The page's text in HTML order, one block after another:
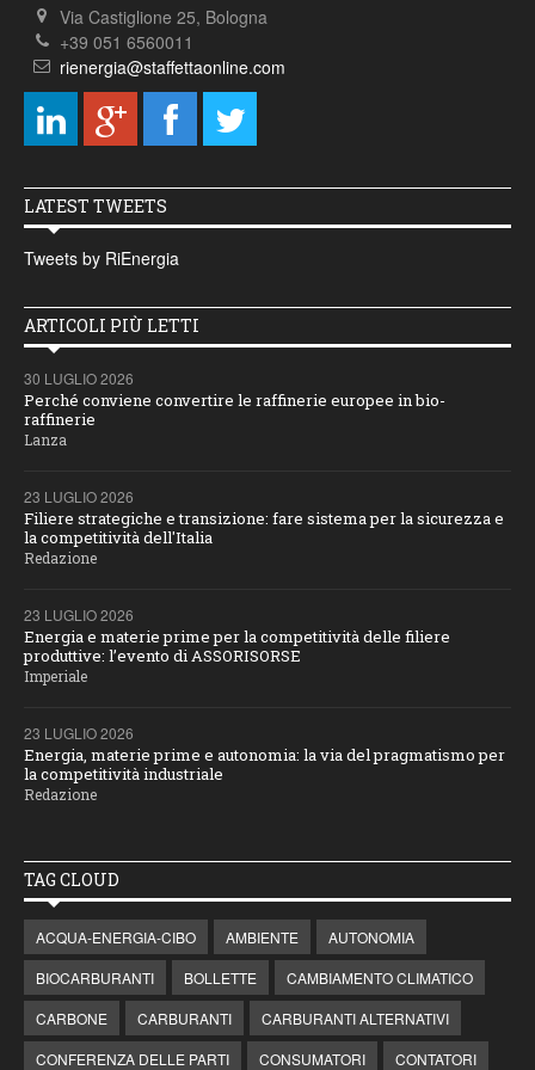
Via Castiglione 25, Bologna
+39 051 6560011
rienergia@staffettaonline.com
LATEST TWEETS
Tweets by RiEnergia
ARTICOLI PIÙ LETTI
30 LUGLIO 2026
Perché conviene convertire le raffinerie europee in bio-
raffinerie
Lanza
23 LUGLIO 2026
Filiere strategiche e transizione: fare sistema per la sicurezza e
la competitività dell'Italia
Redazione
23 LUGLIO 2026
Energia e materie prime per la competitività delle filiere
produttive: l’evento di ASSORISORSE
Imperiale
23 LUGLIO 2026
Energia, materie prime e autonomia: la via del pragmatismo per
la competitività industriale
Redazione
TAG CLOUD
ACQUA-ENERGIA-CIBO AMBIENTE
AUTONOMIA
BIOCARBURANTI
BOLLETTE
CAMBIAMENTO CLIMATICO
CARBONE
CARBURANTI
CARBURANTI ALTERNATIVI
CONFERENZA DELLE PARTI
CONSUMATORI CONTATORI